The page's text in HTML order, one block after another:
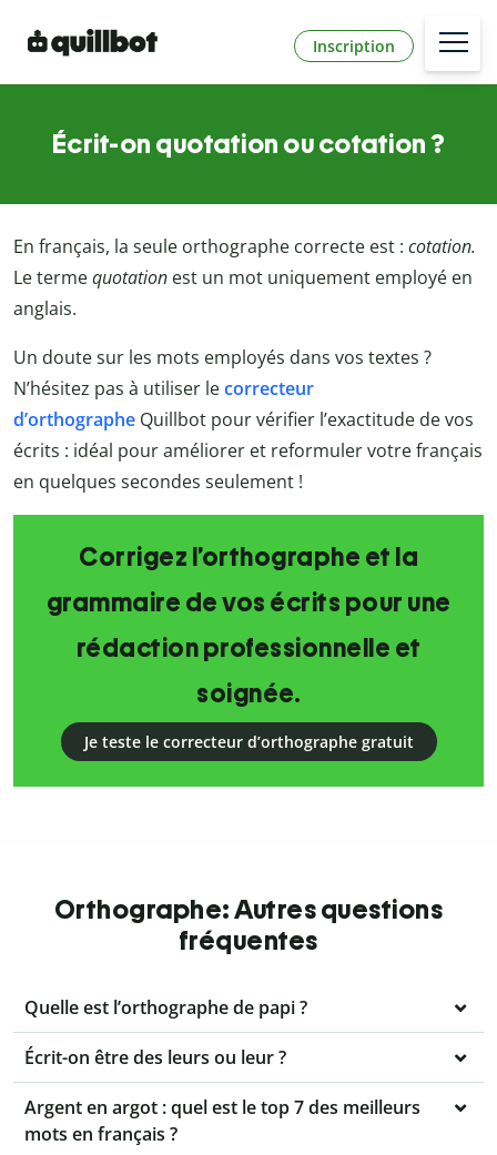
Inscription
Écrit-on quotation ou cotation ?
En français, la seule orthographe correcte est : cotation.
Le termequotation est un mot uniquement employé en
anglais.
Un doute sur les mots employés dans vos textes ?
N’hésitez pas à utiliser lecorrecteur
d’orthographe Quillbot pour vérifier l’exactitude de vos
écrits : idéal pour améliorer et reformuler votre français
en quelques secondes seulement !
Corrigez l’orthographe et la
grammaire de vos écrits pour une
rédaction professionnelle et
soignée.
Je teste le correcteur d’orthographe gratuit
Orthographe: Autres questions
fréquentes
Quelle est l’orthographe de papi ?
Écrit-on être des leurs ou leur ?
Argent en argot : quel est le top 7 des meilleurs
mots en français ?